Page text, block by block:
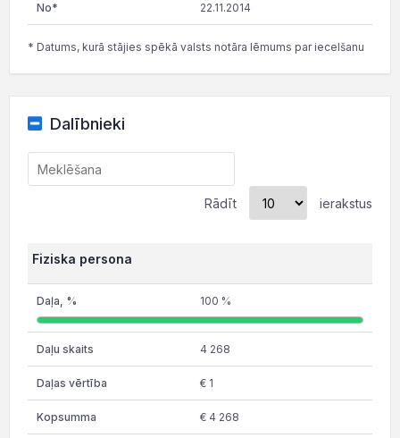
22.11.2014
* Datums, kurā stājies spēkā valsts notāra lēmums par iecelšanu
Dalībnieki
Rādīt ierakstus
Fiziska persona
100 %
4 268
€ 1
€ 4 268